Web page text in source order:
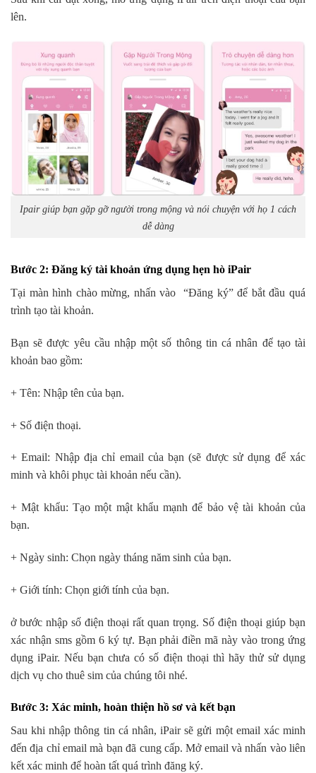
lên.
Ipair giúp bạn gặp gỡ người trong mộng và nói chuyện với họ 1 cách
dễ dàng
Bước 2: Đăng ký tài khoản ứng dụng hẹn hò iPair
Tại màn hình chào mừng, nhấn vào “Đăng ký” để bắt đầu quá
trình tạo tài khoản.
Bạn sẽ được yêu cầu nhập một số thông tin cá nhân để tạo tài
khoản bao gồm:
+ Tên: Nhập tên của bạn.
+ Số điện thoại.
+ Email: Nhập địa chỉ email của bạn (sẽ được sử dụng để xác
minh và khôi phục tài khoản nếu cần).
+ Mật khẩu: Tạo một mật khẩu mạnh để bảo vệ tài khoản của
bạn.
+ Ngày sinh: Chọn ngày tháng năm sinh của bạn.
+ Giới tính: Chọn giới tính của bạn.
ở bước nhập số điện thoại rất quan trọng. Số điện thoại giúp bạn
xác nhận sms gồm 6 ký tự. Bạn phải điền mã này vào trong ứng
dụng iPair. Nếu bạn chưa có số điện thoại thì hãy thử sử dụng
dịch vụ cho thuê sim của chúng tôi nhé.
Bước 3: Xác minh, hoàn thiện hồ sơ và kết bạn
Sau khi nhập thông tin cá nhân, iPair sẽ gửi một email xác minh
đến địa chỉ email mà bạn đã cung cấp. Mở email và nhấn vào liên
kết xác minh để hoàn tất quá trình đăng ký.